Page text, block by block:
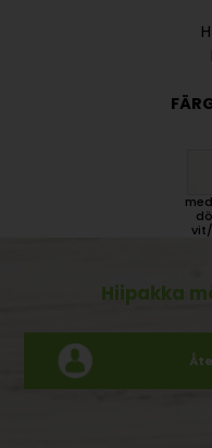
Hiipakka